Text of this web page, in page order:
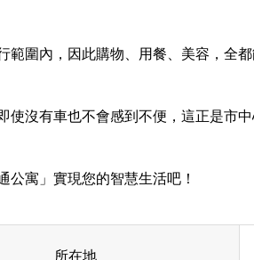
前寺
物件】穩定出租中「SUERTE竜
範圍內，因此購物、用餐、美容，全都
使沒有車也不會感到不便，這正是市
公寓」實現您的智慧生活吧！
所在地